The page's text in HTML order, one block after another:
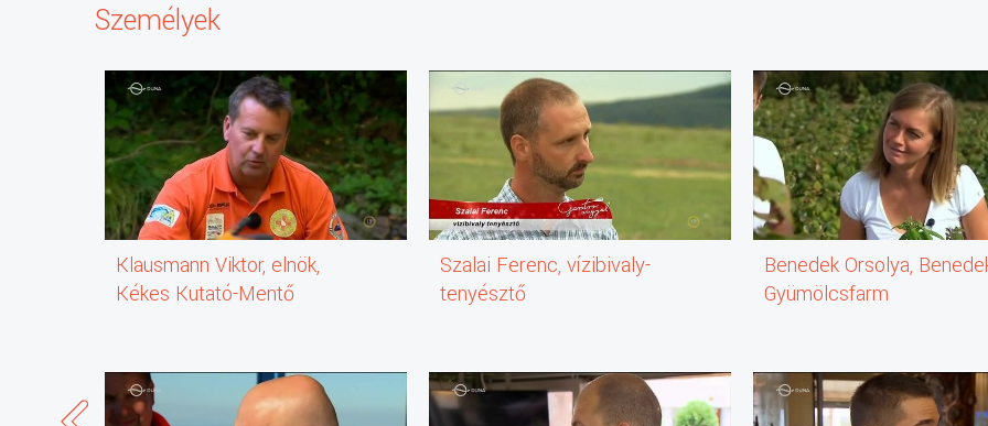
Személyek
Klausmann Viktor, elnök,
Kékes Kutató-Mentő
Szalai Ferenc, vízibivaly-
tenyésztő
Benedek Orsolya,
Gyümölcsfarm